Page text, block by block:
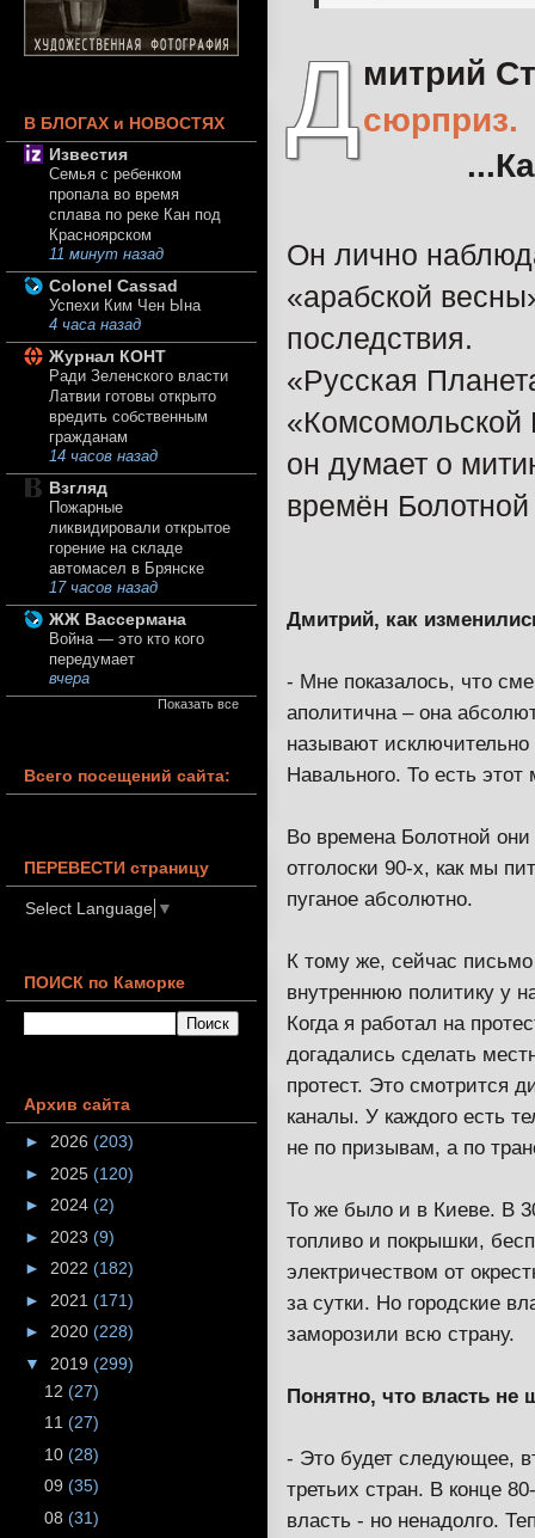
Дмитрий
сюрприз.
Он лично
«арабской
последствия.
«Русская
он думает о
времён Болотной
Дмитрий, как
- Мне показалось, что
аполитична – она
называют исключительно
Навального. То есть
Во времена Болотной
отголоски 90-х, как мы
пуганое абсолютно.
К тому же, сейчас письмо
внутреннюю политику у
Когда я работал на
догадались сделать
протест. Это смотрится
каналы. У каждого есть
не по призывам, а по
То же было и в Киеве. В
топливо и покрышки,
электричеством от
за сутки. Но городские
заморозили всю страну.
Понятно, что власть не
- Это будет следующее,
третьих стран. В конце
власть - но ненадолго.
В БЛОГАХ и НОВОСТЯХ
Известия
Семья с ребенком
пропала во время
сплава по реке Кан под
Красноярском
11 минут назад
Colonel Cassad
Успехи Ким Чен Ына
4 часа назад
Журнал КОНТ
Ради Зеленского власти
Латвии готовы открыто
вредить собственным
гражданам
14 часов назад
Взгляд
Пожарные
ликвидировали открытое
горение на складе
автомасел в Брянске
17 часов назад
ЖЖ Вассермана
Война — это кто кого
передумает
вчера
Показать все
Всего посещений сайта:
ПЕРЕВЕСТИ страницу
Select Language ▼
ПОИСК по Каморке
Архив сайта
► 2026 (203)
► 2025 (120)
► 2024 (2)
► 2023 (9)
► 2022 (182)
► 2021 (171)
► 2020 (228)
▼ 2019 (299)
12 (27)
11 (27)
10 (28)
09 (35)
08 (31)